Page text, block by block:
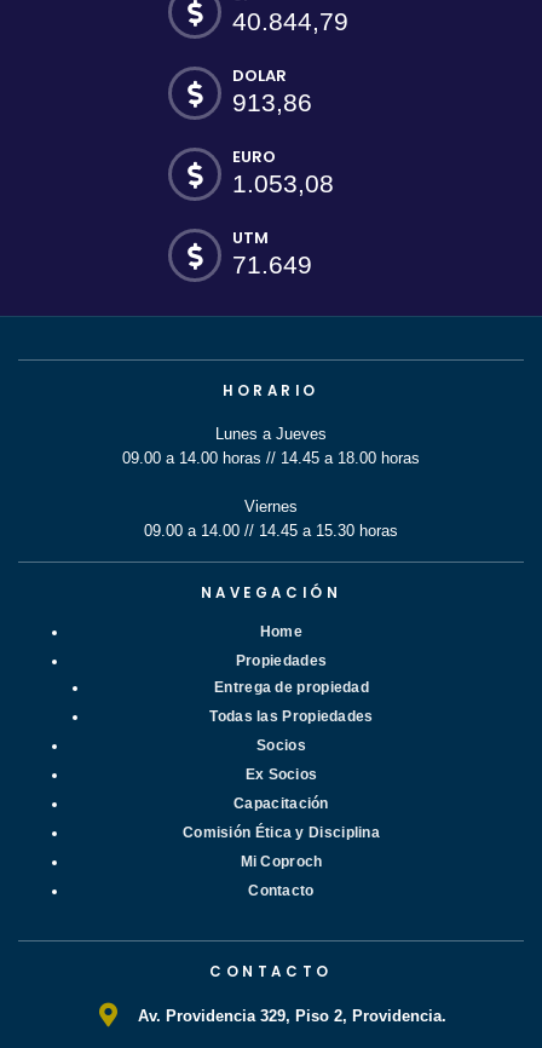
40.844,79
DOLAR
913,86
EURO
1.053,08
UTM
71.649
HORARIO
Lunes a Jueves
09.00 a 14.00 horas // 14.45 a 18.00 horas
Viernes
09.00 a 14.00 // 14.45 a 15.30 horas
NAVEGACIÓN
Home
Propiedades
Entrega de propiedad
Todas las Propiedades
Socios
Ex Socios
Capacitación
Comisión Ética y Disciplina
Mi Coproch
Contacto
CONTACTO
Av. Providencia 329, Piso 2, Providencia.